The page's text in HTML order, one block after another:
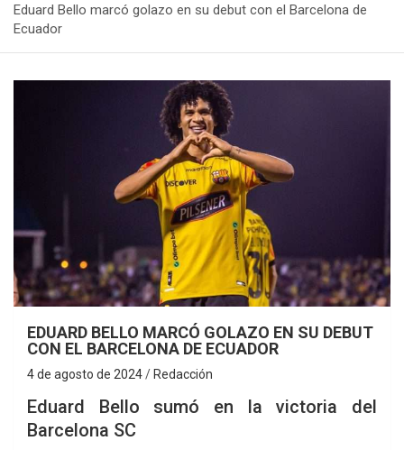
Eduard Bello marcó golazo en su debut con el Barcelona de
Ecuador
EDUARD BELLO MARCÓ GOLAZO EN SU DEBUT
CON EL BARCELONA DE ECUADOR
4 de agosto de 2024 Redacción
Eduard Bello sumó en la victoria del
Barcelona SC